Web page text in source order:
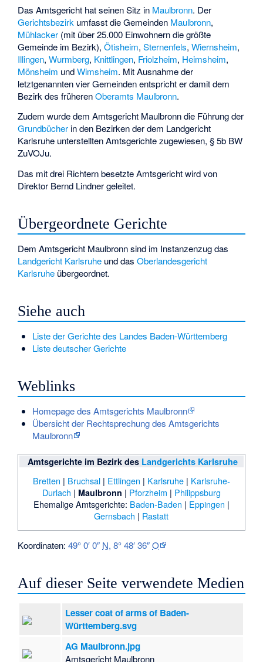
Das Amtsgericht hat seinen Sitz in Maulbronn. Der
Gerichtsbezirk umfasst die Gemeinden Maulbronn,
Mühlacker (mit über 25.000 Einwohnern die größte
Gemeinde im Bezirk),Ötisheim,Sternenfels,Wiernsheim,
Illingen,Wurmberg, Knittlingen, Friolzheim, Heimsheim,
Mönsheim undWimsheim. Mit Ausnahme der
letztgenannten vier Gemeinden entspricht er damit dem
Bezirk des früherenOberamts Maulbronn.
Zudem wurde dem Amtsgericht Maulbronn die Führung der
Grundbücher in den Bezirken der dem Landgericht
Karlsruhe unterstellten Amtsgerichte zugewiesen, § 5b BW
ZuVOJu.
Das mit drei Richtern besetzte Amtsgericht wird von
Direktor Bernd Lindner geleitet.
Übergeordnete Gerichte
Dem Amtsgericht Maulbronn sind im Instanzenzug das
Landgericht Karlsruhe und dasOberlandesgericht
Karlsruhe übergeordnet.
Siehe auch
Liste der Gerichte des Landes Baden-Württemberg
Liste deutscher Gerichte
Weblinks
Homepage des Amtsgerichts Maulbronn
Übersicht der Rechtsprechung des Amtsgerichts
Maulbronn
Amtsgerichte im Bezirk des Landgerichts Karlsruhe
Bretten | Bruchsal| Ettlingen | Karlsruhe| Karlsruhe-
Durlach | Maulbronn | Pforzheim | Philippsburg
Ehemalige Amtsgerichte: Baden-Baden | Eppingen |
Gernsbach | Rastatt
Koordinaten:49° 0′ 0″ N,8° 48′ 36″O
Auf dieser Seite verwendete Medien
Lesser coat of arms of Baden-
Württemberg.svg
AG Maulbronn.jpg
Amtsgericht Maulbronn